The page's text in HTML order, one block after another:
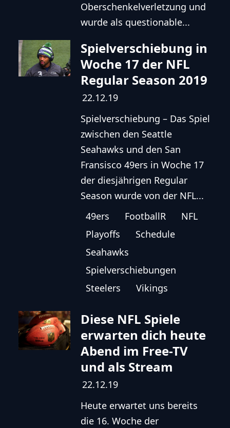
Oberschenkelverletzung und
wurde als questionable...
Spielverschiebung in
Woche 17 der NFL
Regular Season 2019
22.12.19
Spielverschiebung – Das Spiel
zwischen den Seattle
Seahawks und den San
Fransisco 49ers in Woche 17
der diesjährigen Regular
Season wurde von der NFL...
49ers
FootballR
NFL
Playoffs
Schedule
Seahawks
Spielverschiebungen
Steelers
Vikings
Diese NFL Spiele
erwarten dich heute
Abend im Free-TV
und als Stream
22.12.19
Heute erwartet uns bereits
die 16. Woche der